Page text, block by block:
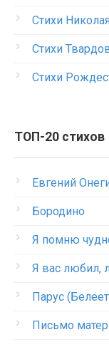
Стихи
Стихи
Стихи
ТОП-20 стихов
Евгений
Бородино
Я помню
Я вас любил,
Парус
Письмо